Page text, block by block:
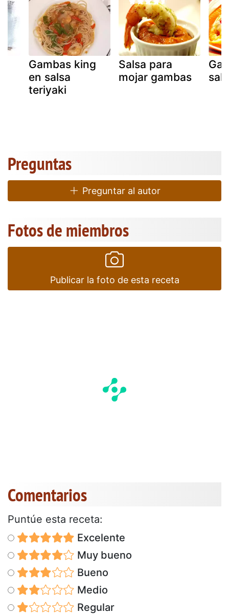
Gambas king
en salsa
teriyaki
Salsa para
mojar gambas
Preguntas
Preguntar al autor
Fotos de miembros
Publicar la foto de esta receta
Comentarios
Puntúe esta receta:
Excelente
Muy bueno
Bueno
Medio
Regular